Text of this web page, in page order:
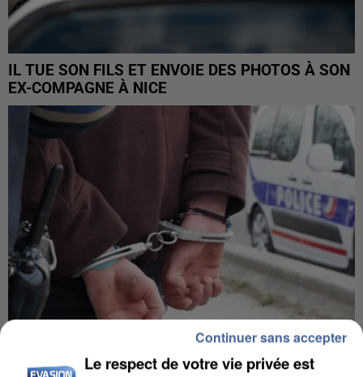
IL TUE SON FILS ET ENVOIE DES PHOTOS À SON
EX-COMPAGNE À NICE
Le respect de votre vie privée est
Continuer sans accepter